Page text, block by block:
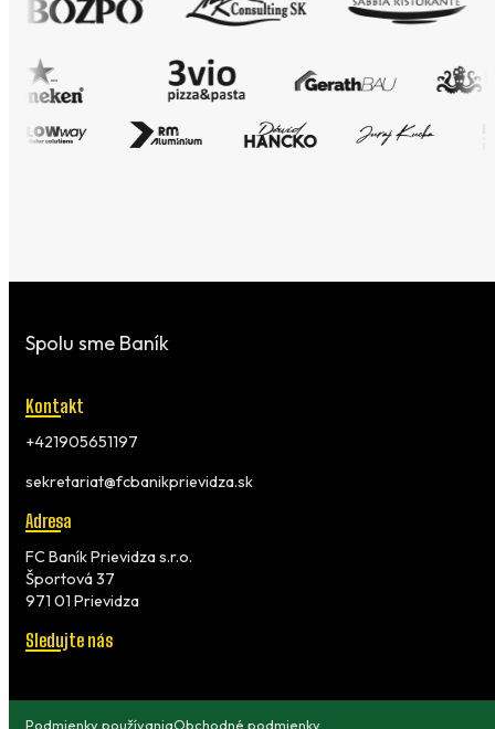
Spolu sme Baník
Kontakt
+421905651197
sekretariat@fcbanikprievidza.sk
Adresa
FC Baník Prievidza s.r.o.
Športová 37
971 01 Prievidza
Sledujte nás
Podmienky používaniaObchodné podmienky